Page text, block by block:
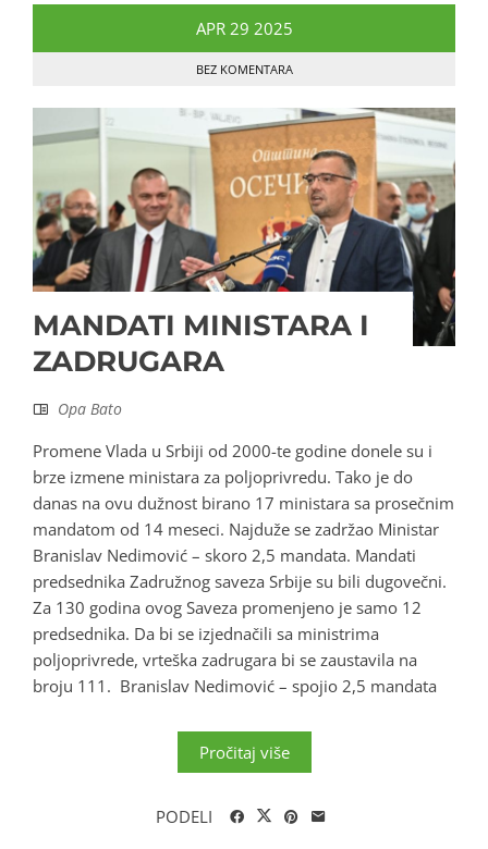
APR 29 2025
BEZ KOMENTARA
MANDATI MINISTARA I
ZADRUGARA
Opa Bato
Promene Vlada u Srbiji od 2000-te godine donele su i
brze izmene ministara za poljoprivredu. Tako je do
danas na ovu dužnost birano 17 ministara sa prosečnim
mandatom od 14 meseci. Najduže se zadržao Ministar
Branislav Nedimović – skoro 2,5 mandata. Mandati
predsednika Zadružnog saveza Srbije su bili dugovečni.
Za 130 godina ovog Saveza promenjeno je samo 12
predsednika. Da bi se izjednačili sa ministrima
poljoprivrede, vrteška zadrugara bi se zaustavila na
broju 111. Branislav Nedimović – spojio 2,5 mandata
Pročitaj više
PODELI